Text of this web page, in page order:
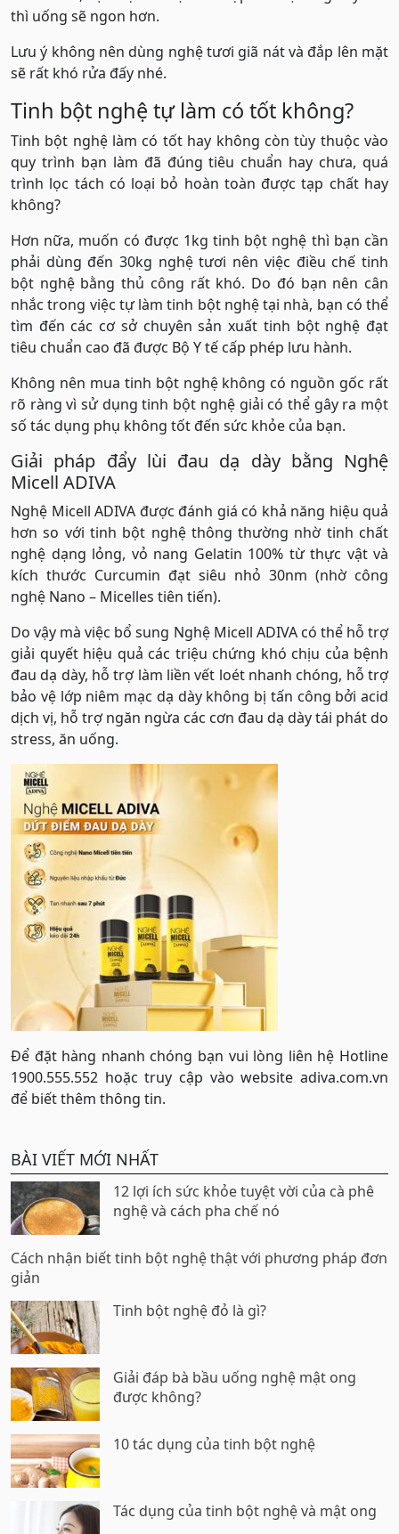
thì uống sẽ ngon hơn.
Lưu ý không nên dùng nghệ tươi giã nát và đắp lên mặt
sẽ rất khó rửa đấy nhé.
Tinh bột nghệ tự làm có tốt không?
Tinh bột nghệ làm có tốt hay không còn tùy thuộc vào
quy trình bạn làm đã đúng tiêu chuẩn hay chưa, quá
trình lọc tách có loại bỏ hoàn toàn được tạp chất hay
không?
Hơn nữa, muốn có được 1kg tinh bột nghệ thì bạn cần
phải dùng đến 30kg nghệ tươi nên việc điều chế tinh
bột nghệ bằng thủ công rất khó. Do đó bạn nên cân
nhắc trong việc tự làm tinh bột nghệ tại nhà, bạn có thể
tìm đến các cơ sở chuyên sản xuất tinh bột nghệ đạt
tiêu chuẩn cao đã được Bộ Y tế cấp phép lưu hành.
Không nên mua tinh bột nghệ không có nguồn gốc rất
rõ ràng vì sử dụng tinh bột nghệ giải có thể gây ra một
số tác dụng phụ không tốt đến sức khỏe của bạn.
Giải pháp đẩy lùi đau dạ dày bằng Nghệ
Micell ADIVA
Nghệ Micell ADIVA được đánh giá có khả năng hiệu quả
hơn so với tinh bột nghệ thông thường nhờ tinh chất
nghệ dạng lỏng, vỏ nang Gelatin 100% từ thực vật và
kích thước Curcumin đạt siêu nhỏ 30nm (nhờ công
nghệ Nano – Micelles tiên tiến).
Do vậy mà việc bổ sung Nghệ Micell ADIVA có thể hỗ trợ
giải quyết hiệu quả các triệu chứng khó chịu của bệnh
đau dạ dày, hỗ trợ làm liền vết loét nhanh chóng, hỗ trợ
bảo vệ lớp niêm mạc dạ dày không bị tấn công bởi acid
dịch vị, hỗ trợ ngăn ngừa các cơn đau dạ dày tái phát do
stress, ăn uống.
Để đặt hàng nhanh chóng bạn vui lòng liên hệ Hotline
1900.555.552 hoặc truy cập vào website adiva.com.vn
để biết thêm thông tin.
BÀI VIẾT MỚI NHẤT
12 lợi ích sức khỏe tuyệt vời của cà phê
nghệ và cách pha chế nó
Cách nhận biết tinh bột nghệ thật với phương pháp đơn
giản
Tinh bột nghệ đỏ là gì?
Giải đáp bà bầu uống nghệ mật ong
được không?
10 tác dụng của tinh bột nghệ
Tác dụng của tinh bột nghệ và mật ong